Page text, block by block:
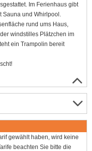
Im Ferienhaus gibt
Sauna und Whirlpool.
rund ums Haus,
windstilles Plätzchen im
ein Trampolin bereit
gewählt haben, wird keine
beachten Sie bitte die